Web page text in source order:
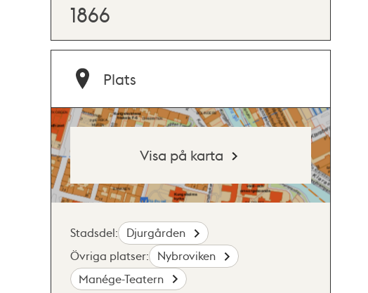
1866
Plats
Visa på karta
Stadsdel:
Djurgården
Övriga platser:
Nybroviken
Manége-Teatern